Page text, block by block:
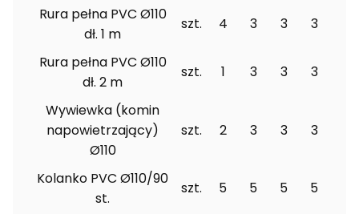
Rura pełna PVC Ø110
dł. 1 m
szt. 4 3 3 3
Rura pełna PVC Ø110
dł. 2 m
szt. 1 3 3 3
Wywiewka (komin
napowietrzający)
Ø110
szt. 2 3 3 3
Kolanko PVC Ø110/90
st.
szt. 5 5 5 5